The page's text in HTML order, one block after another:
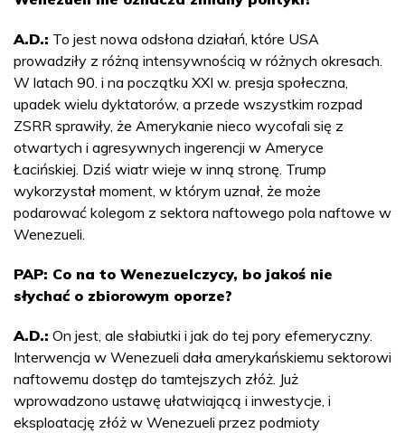
A.D.: To jest nowa odsłona działań, które USA
prowadziły z różną intensywnością w różnych okresach.
W latach 90. i na początku XXI w. presja społeczna,
upadek wielu dyktatorów, a przede wszystkim rozpad
ZSRR sprawiły, że Amerykanie nieco wycofali się z
otwartych i agresywnych ingerencji w Ameryce
Łacińskiej. Dziś wiatr wieje w inną stronę. Trump
wykorzystał moment, w którym uznał, że może
podarować kolegom z sektora naftowego pola naftowe w
Wenezueli.
PAP: Co na to Wenezuelczycy, bo jakoś nie
słychać o zbiorowym oporze?
A.D.: On jest, ale słabiutki i jak do tej pory efemeryczny.
Interwencja w Wenezueli dała amerykańskiemu sektorowi
naftowemu dostęp do tamtejszych złóż. Już
wprowadzono ustawę ułatwiającą i inwestycje, i
eksploatację złóż w Wenezueli przez podmioty